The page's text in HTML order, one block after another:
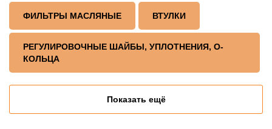
ФИЛЬТРЫ МАСЛЯНЫЕ ВТУЛКИ
РЕГУЛИРОВОЧНЫЕ ШАЙБЫ, УПЛОТНЕНИЯ, О-
КОЛЬЦА
Показать ещё